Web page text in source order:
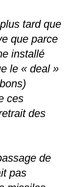
tard que
que parce
installé
le « deal »
ces
des
de
pas